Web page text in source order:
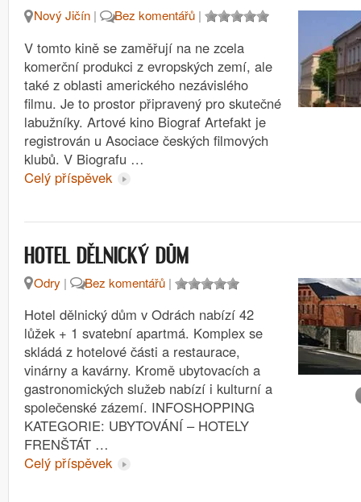
Nový Jičín | Bez komentářů |
V tomto kině se zaměřují na ne zcela
komerční produkci z evropských zemí, ale
také z oblasti amerického nezávislého
filmu. Je to prostor připravený pro skutečné
labužníky. Artové kino Biograf Artefakt je
registrován u Asociace českých filmových
klubů. V Biografu …
Celý příspěvek
HOTEL DĚLNICKÝ DŮM
Odry | Bez komentářů |
Hotel dělnický dům v Odrách nabízí 42
lůžek + 1 svatební apartmá. Komplex se
skládá z hotelové části a restaurace,
vinárny a kavárny. Kromě ubytovacích a
gastronomických služeb nabízí i kulturní a
společenské zázemí. INFOSHOPPING
KATEGORIE: UBYTOVÁNÍ – HOTELY
FRENŠTÁT …
Celý příspěvek